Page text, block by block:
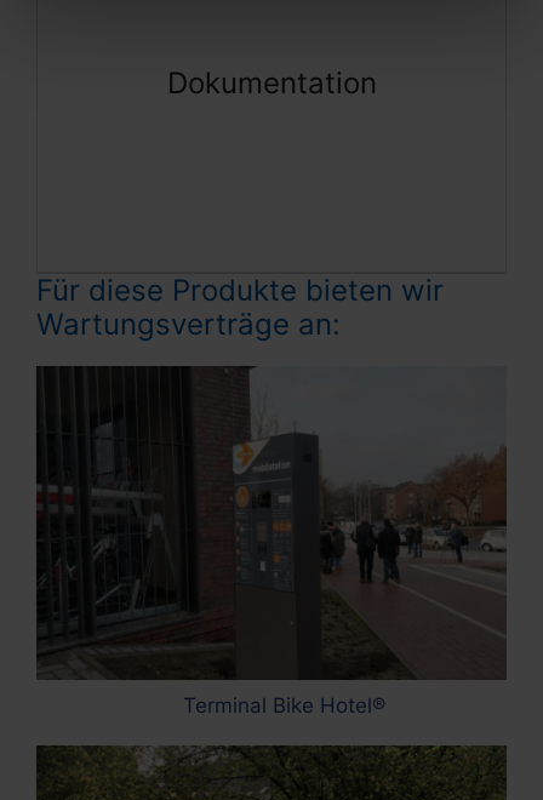
Dokumentation
- Langzeitprognosen anhand gesammelter
Für diese Produkte bieten wir
Wartungsverträge an:
Terminal Bike Hotel®